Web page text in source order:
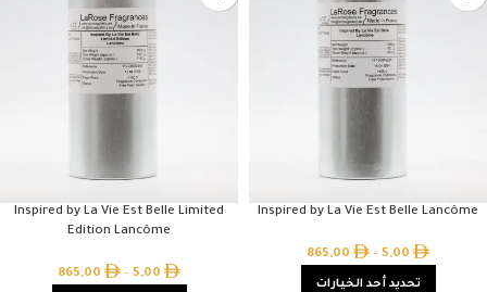
Inspired by La Vie Est Belle Lancôme
5,00
–
865,00
تحديد أحد الخيارات
Inspired by La Vie Est Belle Limited
Edition Lancôme
5,00
–
865,00